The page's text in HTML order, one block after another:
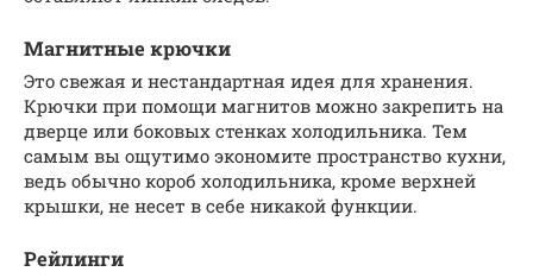
Магнитные крючки
Это свежая и нестандартная идея для хранения.
Крючки при помощи магнитов можно закрепить на
дверце или боковых стенках холодильника. Тем
самым вы ощутимо экономите пространство кухни,
ведь обычно короб холодильника, кроме верхней
крышки, не несет в себе никакой функции.
Рейлинги